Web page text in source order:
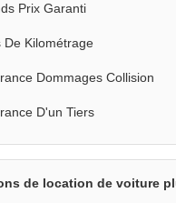
Prix Garanti
De Kilométrage
Dommages Collision
D'un Tiers
de location de voiture